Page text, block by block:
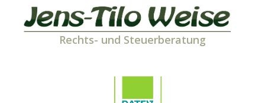
Inhalt
Rechts- und Steuerberatung